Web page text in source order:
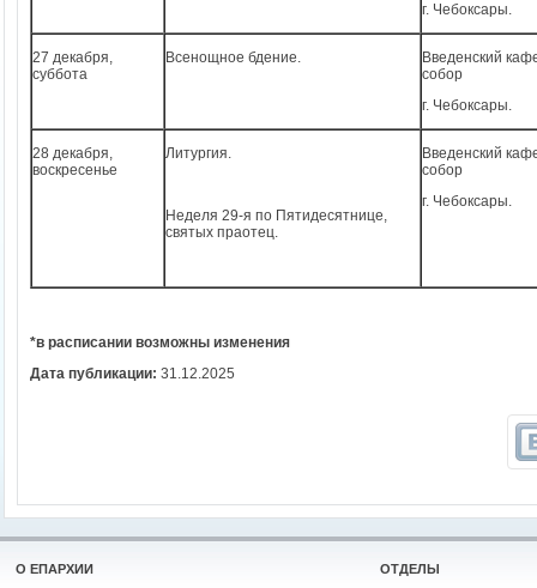
г. Чебоксары.
27 декабря,
суббота
Всенощное бдение.
Введенский
собор
г. Чебоксары.
28 декабря,
воскресенье
Литургия.
Неделя 29-я по Пятидесятнице,
святых праотец.
Введенский
собор
г. Чебоксары.
*в расписании возможны изменения
Дата публикации: 31.12.2025
О ЕПАРХИИ
ОТДЕЛЫ